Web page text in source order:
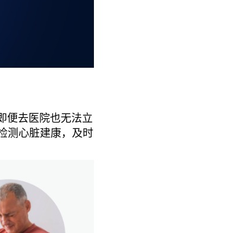
便去医院也无法立
测心脏建康，及时